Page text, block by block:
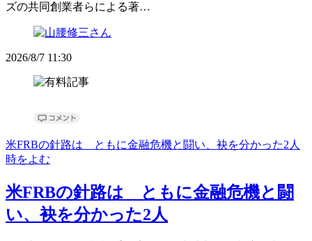
ズの共同創業者らによる著…
2026/8/7 11:30
米FRBの針路は ともに金融危機と闘い、袂を分かった2人
時をよむ
米FRBの針路は ともに金融危機と闘
い、袂を分かった2人